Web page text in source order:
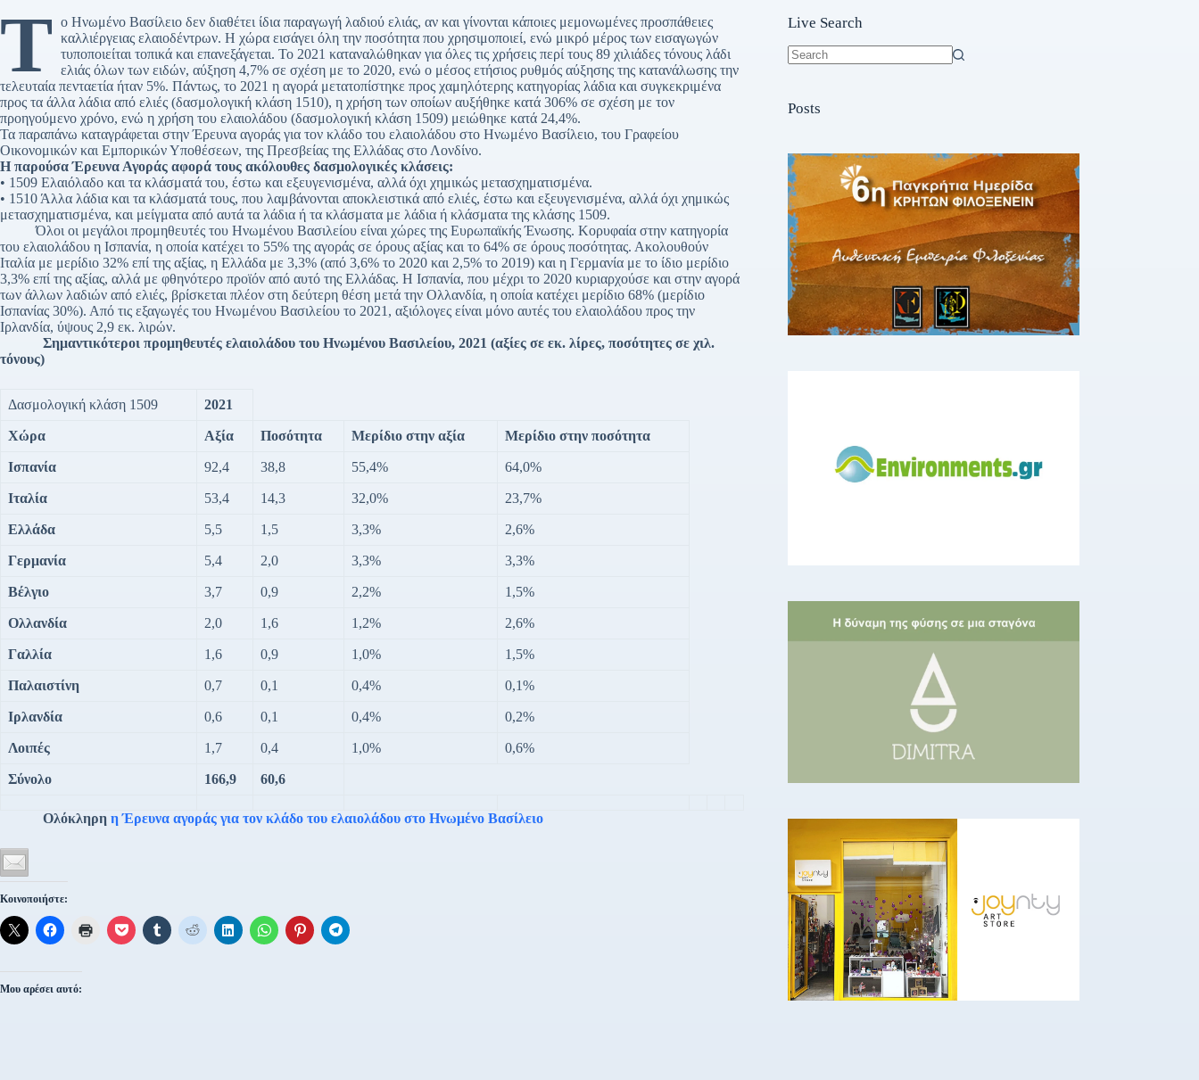
Τ ο Ηνωμένο Βασίλειο δεν διαθέτει ίδια παραγωγή λαδιού ελιάς, αν και γίνονται κάποιες μεμονωμένες προσπάθειες
καλλιέργειας ελαιοδέντρων. Η χώρα εισάγει όλη την ποσότητα που χρησιμοποιεί, ενώ μικρό μέρος των εισαγωγών
τυποποιείται τοπικά και επανεξάγεται. Το 2021 καταναλώθηκαν για όλες τις χρήσεις περί τους 89 χιλιάδες τόνους λάδι
ελιάς όλων των ειδών, αύξηση 4,7% σε σχέση με το 2020, ενώ ο μέσος ετήσιος ρυθμός αύξησης της κατανάλωσης την
τελευταία πενταετία ήταν 5%. Πάντως, το 2021 η αγορά μετατοπίστηκε προς χαμηλότερης κατηγορίας λάδια και συγκεκριμένα
προς τα άλλα λάδια από ελιές (δασμολογική κλάση 1510), η χρήση των οποίων αυξήθηκε κατά 306% σε σχέση με τον
προηγούμενο χρόνο, ενώ η χρήση του ελαιολάδου (δασμολογική κλάση 1509) μειώθηκε κατά 24,4%.
Τα παραπάνω καταγράφεται στην Έρευνα αγοράς για τον κλάδο του ελαιολάδου στο Ηνωμένο Βασίλειο, του Γραφείου
Οικονομικών και Εμπορικών Υποθέσεων, της Πρεσβείας της Ελλάδας στο Λονδίνο.
Η παρούσα Έρευνα Αγοράς αφορά τους ακόλουθες δασμολογικές κλάσεις:
• 1509 Ελαιόλαδο και τα κλάσματά του, έστω και εξευγενισμένα, αλλά όχι χημικώς μετασχηματισμένα.
• 1510 Άλλα λάδια και τα κλάσματά τους, που λαμβάνονται αποκλειστικά από ελιές, έστω και εξευγενισμένα, αλλά όχι χημικώς
μετασχηματισμένα, και μείγματα από αυτά τα λάδια ή τα κλάσματα με λάδια ή κλάσματα της κλάσης 1509.
Όλοι οι μεγάλοι προμηθευτές του Ηνωμένου Βασιλείου είναι χώρες της Ευρωπαϊκής Ένωσης. Κορυφαία στην κατηγορία
του ελαιολάδου η Ισπανία, η οποία κατέχει το 55% της αγοράς σε όρους αξίας και το 64% σε όρους ποσότητας. Ακολουθούν
Ιταλία με μερίδιο 32% επί της αξίας, η Ελλάδα με 3,3% (από 3,6% το 2020 και 2,5% το 2019) και η Γερμανία με το ίδιο μερίδιο
3,3% επί της αξίας, αλλά με φθηνότερο προϊόν από αυτό της Ελλάδας. Η Ισπανία, που μέχρι το 2020 κυριαρχούσε και στην αγορά
των άλλων λαδιών από ελιές, βρίσκεται πλέον στη δεύτερη θέση μετά την Ολλανδία, η οποία κατέχει μερίδιο 68% (μερίδιο
Ισπανίας 30%). Από τις εξαγωγές του Ηνωμένου Βασιλείου το 2021, αξιόλογες είναι μόνο αυτές του ελαιολάδου προς την
Ιρλανδία, ύψους 2,9 εκ. λιρών.
Σημαντικότεροι προμηθευτές ελαιολάδου του Ηνωμένου Βασιλείου, 2021 (αξίες σε εκ. λίρες, ποσότητες σε χιλ.
τόνους)
Δασμολογική κλάση 1509 2021
Χώρα Αξία Ποσότητα Μερίδιο στην αξία Μερίδιο στην ποσότητα
Ισπανία 92,4 38,8 55,4% 64,0%
Ιταλία 53,4 14,3 32,0% 23,7%
Ελλάδα 5,5 1,5 3,3% 2,6%
Γερμανία 5,4 2,0 3,3% 3,3%
Βέλγιο 3,7 0,9 2,2% 1,5%
Ολλανδία 2,0 1,6 1,2% 2,6%
Γαλλία 1,6 0,9 1,0% 1,5%
Παλαιστίνη 0,7 0,1 0,4% 0,1%
Ιρλανδία 0,6 0,1 0,4% 0,2%
Λοιπές 1,7 0,4 1,0% 0,6%
Σύνολο 166,9 60,6
Ολόκληρη η Έρευνα αγοράς για τον κλάδο του ελαιολάδου στο Ηνωμένο Βασίλειο
Κοινοποιήστε:
Μου αρέσει αυτό:
Live Search
Posts